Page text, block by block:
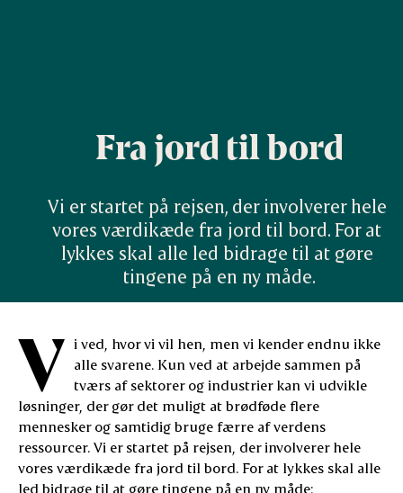
Fra jord til bord
Vi er startet på rejsen, der involverer hele
vores værdikæde fra jord til bord. For at
lykkes skal alle led bidrage til at gøre
tingene på en ny måde.
V i ved, hvor vi vil hen, men vi kender endnu ikke
alle svarene. Kun ved at arbejde sammen på
tværs af sektorer og industrier kan vi udvikle
løsninger, der gør det muligt at brødføde flere
mennesker og samtidig bruge færre af verdens
ressourcer. Vi er startet på rejsen, der involverer hele
vores værdikæde fra jord til bord. For at lykkes skal alle
led bidrage til at gøre tingene på en ny måde;